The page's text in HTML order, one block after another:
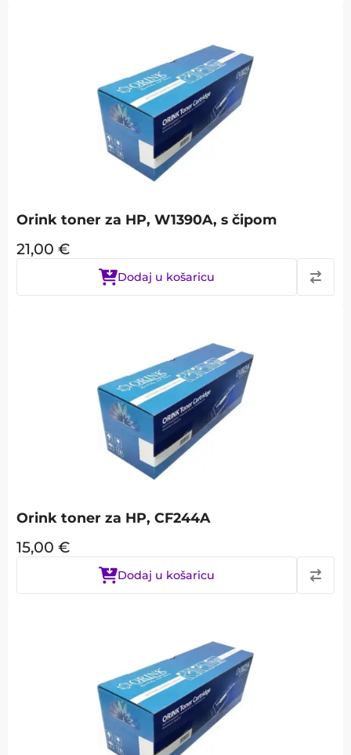
Orink toner za HP, W1390A, s čipom
21,00 €
Dodaj u košaricu
Orink toner za HP, CF244A
15,00 €
Dodaj u košaricu